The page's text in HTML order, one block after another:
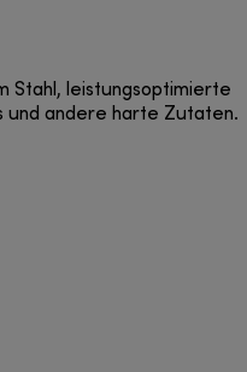
Stahl, leistungsoptimierte
und andere harte Zutaten.